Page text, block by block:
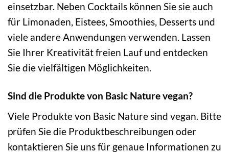
einsetzbar. Neben Cocktails können Sie sie auch
für Limonaden, Eistees, Smoothies, Desserts und
viele andere Anwendungen verwenden. Lassen
Sie Ihrer Kreativität freien Lauf und entdecken
Sie die vielfältigen Möglichkeiten.
Sind die Produkte von Basic Nature vegan?
Viele Produkte von Basic Nature sind vegan. Bitte
prüfen Sie die Produktbeschreibungen oder
kontaktieren Sie uns für genaue Informationen zu